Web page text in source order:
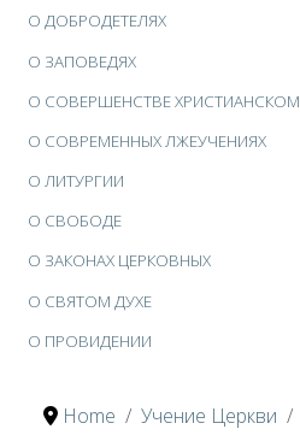
О ДОБРОДЕТЕЛЯХ
О ЗАПОВЕДЯХ
О СОВЕРШЕНСТВЕ ХРИСТИАНСКОМ
О СОВРЕМЕННЫХ ЛЖЕУЧЕНИЯХ
О ЛИТУРГИИ
О СВОБОДЕ
О ЗАКОНАХ ЦЕРКОВНЫХ
О СВЯТОМ ДУХЕ
О ПРОВИДЕНИИ
Home Учение Церкви